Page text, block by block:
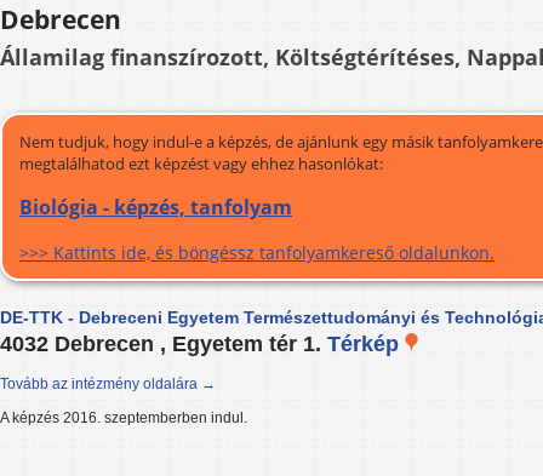
Debrecen
Államilag finanszírozott, Költségtérítéses,
Nem tudjuk, hogy indul-e a képzés, de ajánlunk egy másik
megtalálhatod ezt képzést vagy ehhez hasonlókat:
Biológia - képzés, tanfolyam
>>> Kattints ide, és böngéssz tanfolyamkereső oldalunkon.
DE-TTK - Debreceni Egyetem Természettudományi és
4032 Debrecen , Egyetem tér 1. Térkép
Tovább az intézmény oldalára →
A képzés 2016. szeptemberben indul.